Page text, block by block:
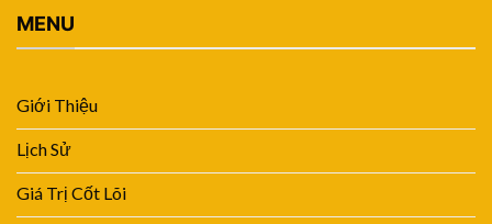
MENU
Giới Thiệu
Lịch Sử
Giá Trị Cốt Lõi